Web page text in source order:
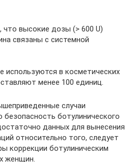
что высокие дозы (> 600 U)
связаны с системной
в косметических
менее 100 единиц.
случаи
ботулинического
данных для вынесения
относительно того, следует
коррекции ботулиническим
женщин.